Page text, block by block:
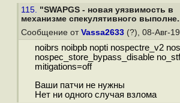
115. "SWAPGS - новая уязвимость в
механизме спекулятивного
Сообщение от Vassa2633 (?), 08-Авг-
noibrs noibpb nopti nospectre_v2
nospec_store_bypass_disable
mitigations=off
Ваши патчи не нужны
Нет ни одного случая взлома